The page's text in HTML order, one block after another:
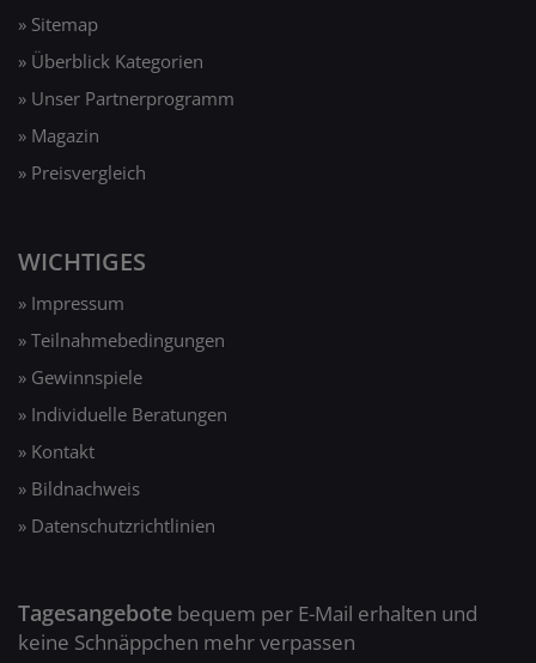
» Sitemap
» Überblick Kategorien
» Unser Partnerprogramm
» Magazin
» Preisvergleich
WICHTIGES
» Impressum
» Teilnahmebedingungen
» Gewinnspiele
» Individuelle Beratungen
» Kontakt
» Bildnachweis
» Datenschutzrichtlinien
Tagesangebote bequem per E-Mail erhalten und
keine Schnäppchen mehr verpassen